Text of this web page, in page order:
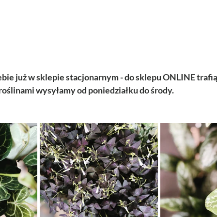
już w sklepie stacjonarnym - do sklepu ONLINE
wysyłamy od poniedziałku do środy.